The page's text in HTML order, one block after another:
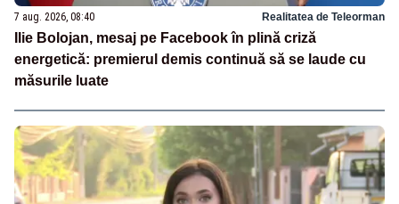
7 aug. 2026, 08:40 Realitatea de Teleorman
Ilie Bolojan, mesaj pe Facebook în plină criză
energetică: premierul demis continuă să se laude cu
măsurile luate